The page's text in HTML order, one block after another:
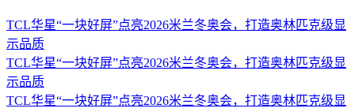
TCL华星“一块好屏”点亮2026米兰冬奥会，打造奥林匹克级显
示品质
TCL华星“一块好屏”点亮2026米兰冬奥会，打造奥林匹克级显
示品质
TCL华星“一块好屏”点亮2026米兰冬奥会，打造奥林匹克级显